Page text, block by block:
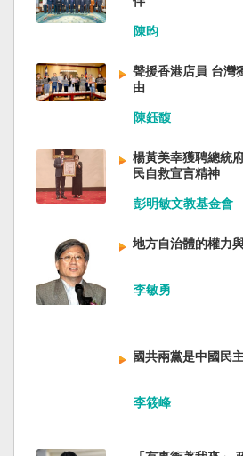
家。 一九四五年八一五，台灣
迷障中做了錯誤的選擇，不
的台灣，要走向新歷史，珍惜
好好建構我們尚未正常化的國
美、豐裕而堅強，在太平洋
意收拾「中華民國」這個你們
銘的國號，台灣也會尊重歷史
史的了結，寫下句點。生活在
起造一個對「中國」不構成
（作者是詩人）
與日本都會投入軍事力量協助
自衛隊在大型災害時能提供
防、搜救與緊急醫療體系；地
變與資源調度，警察則協助交
與災區管理。真正成熟的防
期推動全民防災教育與社區演
考。但學習日本並非照搬制度
立符合台灣社會條件的防災文
不只是讓人民在災害中生存
的防災制度，不是要求人民只
而是讓人民相信：當他們離開
會接住他們。
陳昀
聲援香港店員 台灣
由
陳鈺馥
楊黃美幸獲聘總統
民自救宣言精神
彭明敏文教基金會
地方自治體的權力
李敏勇
國共兩黨是中國民
李筱峰